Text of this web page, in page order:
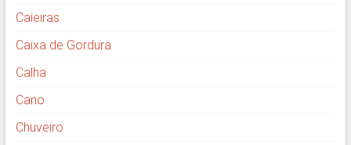
Caieiras
Caixa de Gordura
Calha
Cano
Chuveiro